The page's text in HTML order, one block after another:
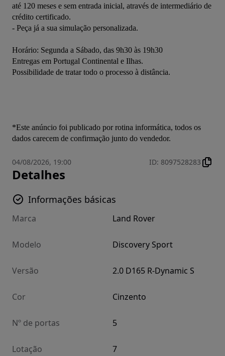
até 120 meses e sem entrada inicial, através de intermediário de
crédito certificado.
- Peça já a sua simulação personalizada.
Horário: Segunda a Sábado, das 9h30 às 19h30
Entregas em Portugal Continental e Ilhas.
Possibilidade de tratar todo o processo à distância.
*Este anúncio foi publicado por rotina informática, todos os
dados carecem de confirmação junto do vendedor.
04/08/2026, 19:00 ID: 8097528283
Detalhes
Informações básicas
Marca Land Rover
Modelo Discovery Sport
Versão 2.0 D165 R-Dynamic S
Cor Cinzento
Nº de portas 5
Lotação 7